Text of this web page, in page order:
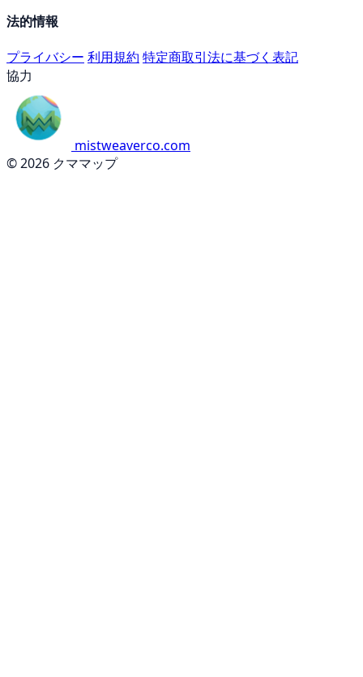
法的情報
プライバシー 利用規約 特定商取引法に基づく表記
協力
mistweaverco.com
© 2026 クママップ